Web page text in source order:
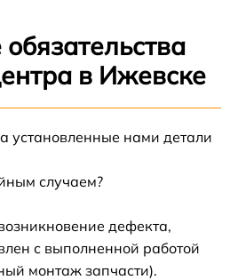
в Ижевске
установленные нами детали
случаем?
дефекта,
с выполненной работой
монтаж запчасти).